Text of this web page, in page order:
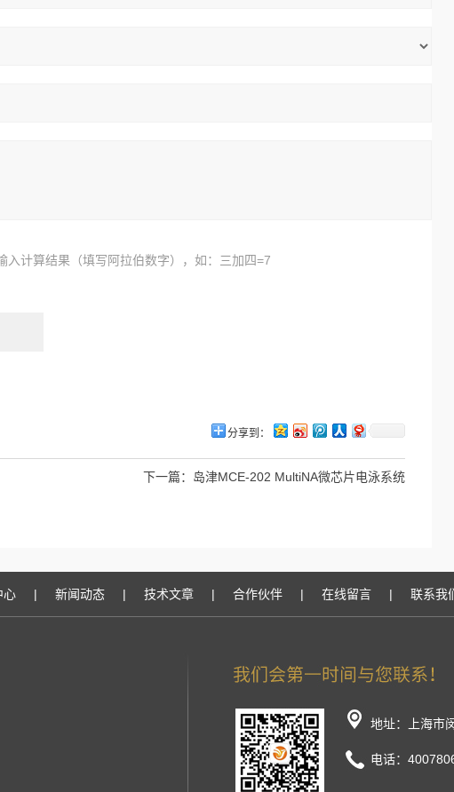
入计算结果（填写阿拉伯数字），如：三加四=7
分享到：
下一篇： 岛津MCE-202 MultiNA微芯片电泳系统
心 | 新闻动态 | 技术文章 | 合作伙伴 | 在线留言 | 联系我
地址：上海市
电话：